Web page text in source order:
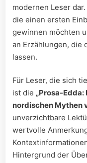
modernen Leser
die einen ersten
gewinnen möchten
an Erzählungen, die
lassen.
Für Leser, die sich
ist die „Prosa-
nordischen Mythen
unverzichtbare
wertvolle
Hintergrund der